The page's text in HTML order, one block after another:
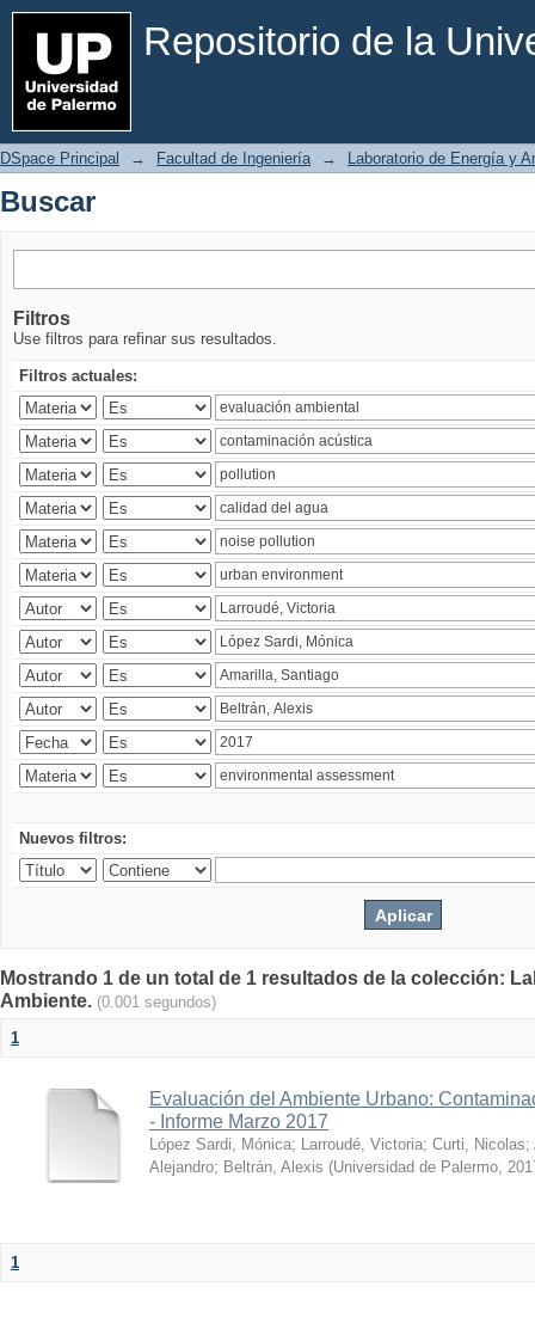
Repositorio de la
Buscar
DSpace Principal → Facultad de Ingeniería → Laboratorio de Energía y
Buscar
Filtros
Use filtros para refinar sus resultados.
Filtros actuales:
Nuevos filtros:
Mostrando 1 de un total de 1 resultados de la colección:
Ambiente. (0.001 segundos)
1
Evaluación del Ambiente Urbano:
- Informe Marzo 2017
López Sardi, Mónica; Larroudé, Victoria; Curti, Nicolas;
Alejandro; Beltrán, Alexis (Universidad de Palermo,
1